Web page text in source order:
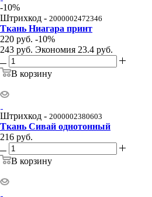
-10%
Штрихкод - 2000002472346
Ткань Ниагара принт
220 руб.
243 руб.
-10%
Экономия 23.4 руб.
В корзину
Штрихкод - 2000002380603
Ткань Сивай однотонный
216 руб.
В корзину